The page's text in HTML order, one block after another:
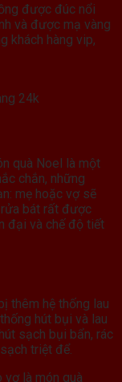
được đúc nổi
và được mạ vàng
khách hàng vip,
24k
quà Noel là một
chắn, những
mẹ hoặc vợ sẽ
bát rất được
đại và chế độ tiết
thêm hệ thống lau
hút bụi và lau
sạch bụi bẩn, rác
triệt để.
là món quà